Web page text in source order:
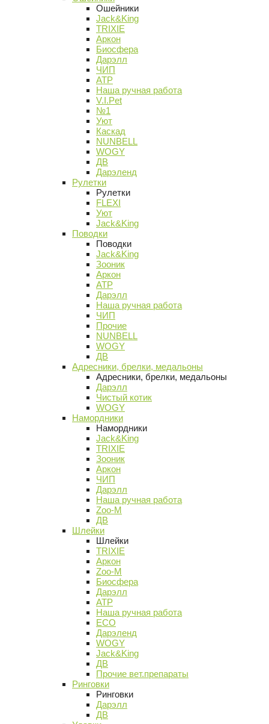
Ошейники
Jack&King
TRIXIE
Аркон
Биосфера
Дарэлл
ЧИП
АТР
Наша ручная работа
V.I.Pet
№1
Уют
Каскад
NUNBELL
WOGY
ДВ
Дарэленд
Рулетки
Рулетки
FLEXI
Уют
Jack&King
Поводки
Поводки
Jack&King
Зооник
Аркон
АТР
Дарэлл
Наша ручная работа
ЧИП
Прочие
NUNBELL
WOGY
ДВ
Адресники, брелки, медальоны
Адресники, брелки, медальоны
Дарэлл
Чистый котик
WOGY
Намордники
Намордники
Jack&King
TRIXIE
Зооник
Аркон
ЧИП
Дарэлл
Наша ручная работа
Zoo-M
ДВ
Шлейки
Шлейки
TRIXIE
Аркон
Zoo-M
Биосфера
Дарэлл
АТР
Наша ручная работа
ECO
Дарэленд
WOGY
Jack&King
ДВ
Прочие вет.препараты
Ринговки
Ринговки
Дарэлл
ДВ